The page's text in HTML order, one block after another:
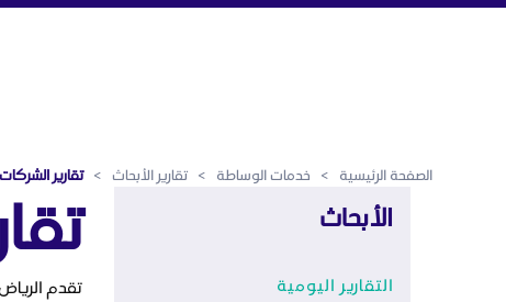
تقارير الشركات - الرياض
الصفحة الرئيسية > خدمات الوساطة > تقارير الأبحاث > تقارير الشركات
الأبحاث
التقارير اليومية
تقدم